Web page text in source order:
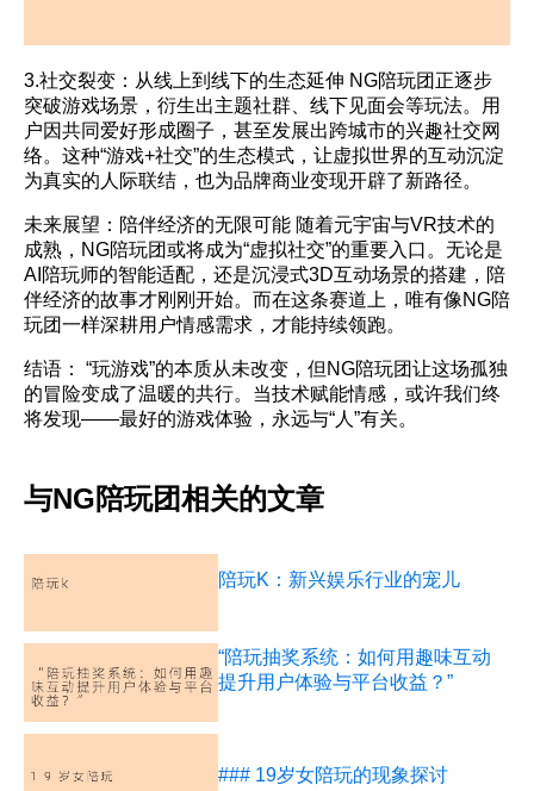
3.社交裂变：从线上到线下的生态延伸 NG陪玩团正逐步
突破游戏场景，衍生出主题社群、线下见面会等玩法。用
户因共同爱好形成圈子，甚至发展出跨城市的兴趣社交网
络。这种“游戏+社交”的生态模式，让虚拟世界的互动沉淀
为真实的人际联结，也为品牌商业变现开辟了新路径。
未来展望：陪伴经济的无限可能 随着元宇宙与VR技术的
成熟，NG陪玩团或将成为“虚拟社交”的重要入口。无论是
AI陪玩师的智能适配，还是沉浸式3D互动场景的搭建，陪
伴经济的故事才刚刚开始。而在这条赛道上，唯有像NG陪
玩团一样深耕用户情感需求，才能持续领跑。
结语： “玩游戏”的本质从未改变，但NG陪玩团让这场孤独
的冒险变成了温暖的共行。当技术赋能情感，或许我们终
将发现——最好的游戏体验，永远与“人”有关。
与NG陪玩团相关的文章
陪玩K：新兴娱乐行业的宠儿
“陪玩抽奖系统：如何用趣味互动
提升用户体验与平台收益？”
### 19岁女陪玩的现象探讨